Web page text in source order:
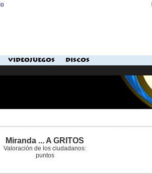
VIDEOJUEGOS
DISCOS
Miranda ... A GRITOS
Valoración de los ciudadanos:
puntos